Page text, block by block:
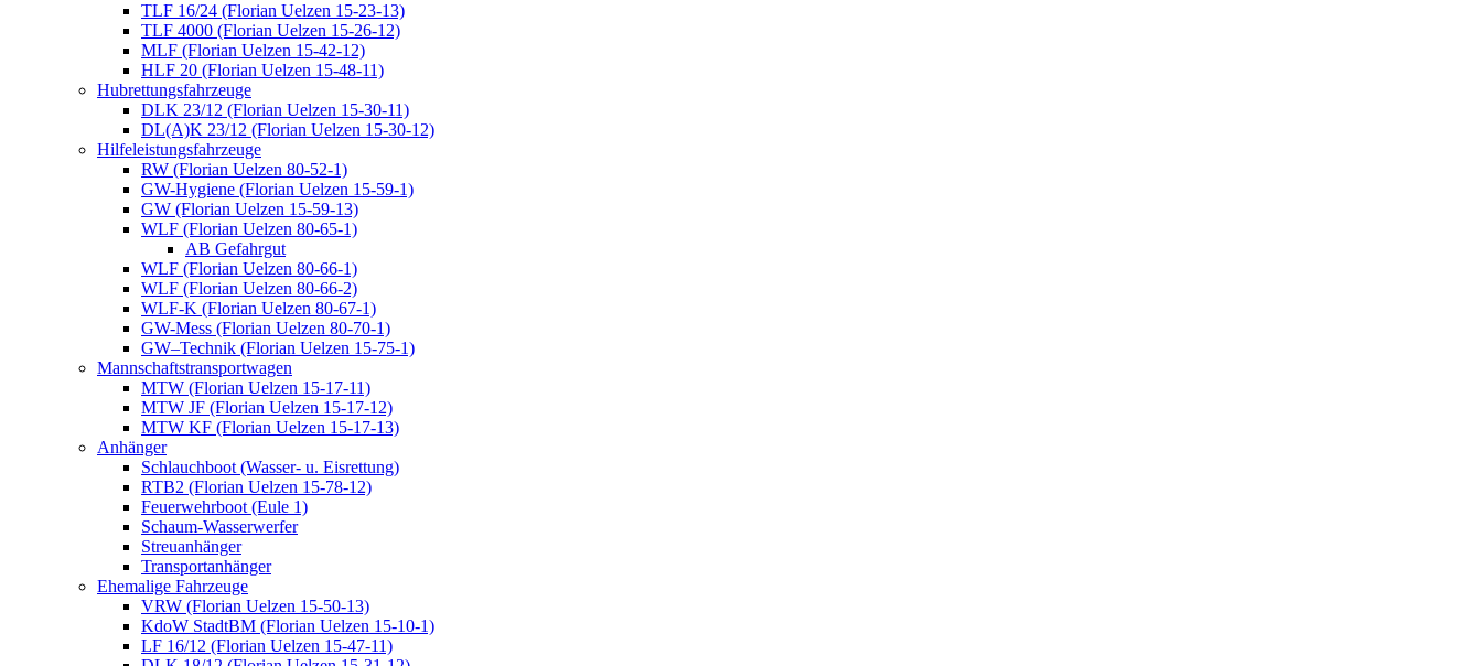
TLF 16/24 (Florian Uelzen 15-23-13)
TLF 4000 (Florian Uelzen 15-26-12)
MLF (Florian Uelzen 15-42-12)
HLF 20 (Florian Uelzen 15-48-11)
Hubrettungsfahrzeuge
DLK 23/12 (Florian Uelzen 15-30-11)
DL(A)K 23/12 (Florian Uelzen 15-30-12)
Hilfeleistungsfahrzeuge
RW (Florian Uelzen 80-52-1)
GW-Hygiene (Florian Uelzen 15-59-1)
GW (Florian Uelzen 15-59-13)
WLF (Florian Uelzen 80-65-1)
AB Gefahrgut
WLF (Florian Uelzen 80-66-1)
WLF (Florian Uelzen 80-66-2)
WLF-K (Florian Uelzen 80-67-1)
GW-Mess (Florian Uelzen 80-70-1)
GW–Technik (Florian Uelzen 15-75-1)
Mannschaftstransportwagen
MTW (Florian Uelzen 15-17-11)
MTW JF (Florian Uelzen 15-17-12)
MTW KF (Florian Uelzen 15-17-13)
Anhänger
Schlauchboot (Wasser- u. Eisrettung)
RTB2 (Florian Uelzen 15-78-12)
Feuerwehrboot (Eule 1)
Schaum-Wasserwerfer
Streuanhänger
Transportanhänger
Ehemalige Fahrzeuge
VRW (Florian Uelzen 15-50-13)
KdoW StadtBM (Florian Uelzen 15-10-1)
LF 16/12 (Florian Uelzen 15-47-11)